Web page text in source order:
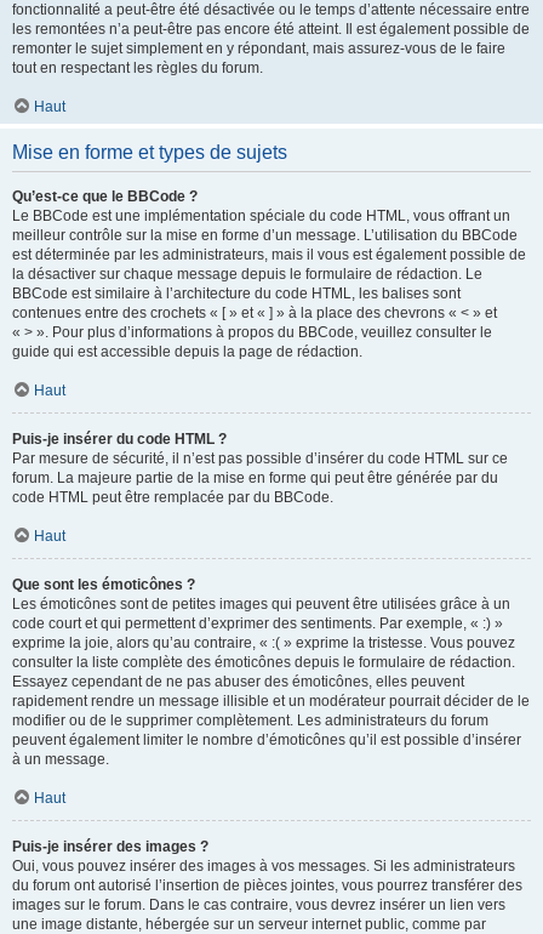
fonctionnalité a peut-être été désactivée ou le temps d’attente nécessaire entre
les remontées n’a peut-être pas encore été atteint. Il est également possible de
remonter le sujet simplement en y répondant, mais assurez-vous de le faire
tout en respectant les règles du forum.
Haut
Mise en forme et types de sujets
Qu’est-ce que le BBCode ?
Le BBCode est une implémentation spéciale du code HTML, vous offrant un
meilleur contrôle sur la mise en forme d’un message. L’utilisation du BBCode
est déterminée par les administrateurs, mais il vous est également possible de
la désactiver sur chaque message depuis le formulaire de rédaction. Le
BBCode est similaire à l’architecture du code HTML, les balises sont
contenues entre des crochets « [ » et « ] » à la place des chevrons « < » et
« > ». Pour plus d’informations à propos du BBCode, veuillez consulter le
guide qui est accessible depuis la page de rédaction.
Haut
Puis-je insérer du code HTML ?
Par mesure de sécurité, il n’est pas possible d’insérer du code HTML sur ce
forum. La majeure partie de la mise en forme qui peut être générée par du
code HTML peut être remplacée par du BBCode.
Haut
Que sont les émoticônes ?
Les émoticônes sont de petites images qui peuvent être utilisées grâce à un
code court et qui permettent d’exprimer des sentiments. Par exemple, « :) »
exprime la joie, alors qu’au contraire, « :( » exprime la tristesse. Vous pouvez
consulter la liste complète des émoticônes depuis le formulaire de rédaction.
Essayez cependant de ne pas abuser des émoticônes, elles peuvent
rapidement rendre un message illisible et un modérateur pourrait décider de le
modifier ou de le supprimer complètement. Les administrateurs du forum
peuvent également limiter le nombre d’émoticônes qu’il est possible d’insérer
à un message.
Haut
Puis-je insérer des images ?
Oui, vous pouvez insérer des images à vos messages. Si les administrateurs
du forum ont autorisé l’insertion de pièces jointes, vous pourrez transférer des
images sur le forum. Dans le cas contraire, vous devrez insérer un lien vers
une image distante, hébergée sur un serveur internet public, comme par